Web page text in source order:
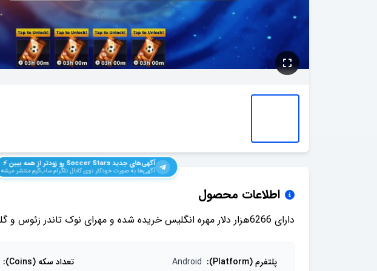
آگهی‌های جدیدSoccer Stars رو زودتر از همه ببین ⚡️
آگهی‌ها به صورت خودکار توی کانال تلگرام ساب‌گیم منتشر میشه
اطلاعات محصول
دارای 6266هزار دلار مهره انگلیس خریده شده و مهرای نوک تاندر زئوس و گلد کینگ آزاد شده لول 92
پلتفرم (Platform) :
Android تعداد سکه (Coins) :